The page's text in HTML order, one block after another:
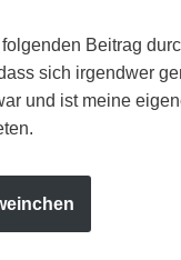
Beitrag
sich irgendwer
und ist meine